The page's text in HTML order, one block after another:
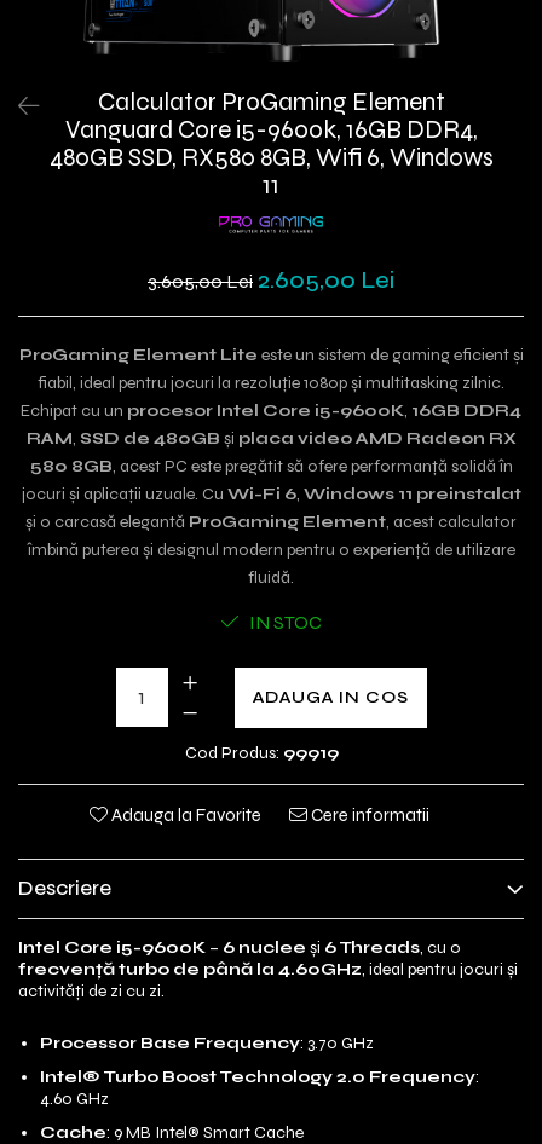
Calculator ProGaming Element
Vanguard Core i5-9600k, 16GB DDR4,
480GB SSD, RX580 8GB, Wifi 6, Windows
11
3.605,00 Lei 2.605,00 Lei
ProGaming Element Lite este un sistem de gaming eficient și
fiabil, ideal pentru jocuri la rezoluție 1080p și multitasking zilnic.
Echipat cu un procesor Intel Core i5-9600K, 16GB DDR4
RAM, SSD de 480GB și placa video AMD Radeon RX
580 8GB, acest PC este pregătit să ofere performanță solidă în
jocuri și aplicații uzuale. Cu Wi-Fi 6, Windows 11 preinstalat
și o carcasă elegantă ProGaming Element, acest calculator
îmbină puterea și designul modern pentru o experiență de utilizare
fluidă.
IN STOC
ADAUGA IN COS
Cod Produs: 99919
Adauga la Favorite Cere informatii
Descriere
Intel Core i5-9600K – 6 nuclee și 6 Threads, cu o
frecvență turbo de până la 4.60GHz, ideal pentru jocuri și
activități de zi cu zi.
Processor Base Frequency: 3.70 GHz
Intel® Turbo Boost Technology 2.0 Frequency:
4.60 GHz
Cache: 9 MB Intel® Smart Cache